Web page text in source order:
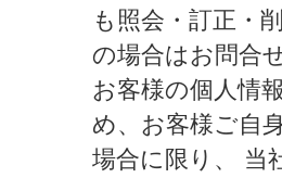
も照会・訂正・
の場合はお問合
お客様の個人情
め、お客様ご自
場合に限り、 当